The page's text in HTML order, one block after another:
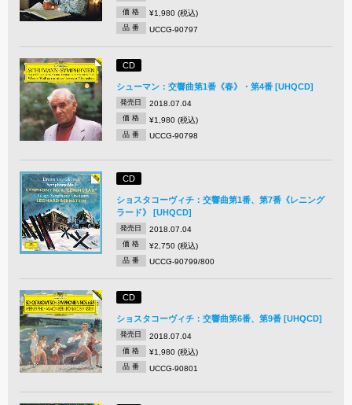
価 格 ¥1,980 (税込)
品 番 UCCG-90797
CD
シューマン：交響曲第1番《春》・第4番 [UHQCD]
発売日 2018.07.04
価 格 ¥1,980 (税込)
品 番 UCCG-90798
CD
ショスタコーヴィチ：交響曲第1番、第7番《レニング
ラード》 [UHQCD]
発売日 2018.07.04
価 格 ¥2,750 (税込)
品 番 UCCG-90799/800
CD
ショスタコーヴィチ：交響曲第6番、第9番 [UHQCD]
発売日 2018.07.04
価 格 ¥1,980 (税込)
品 番 UCCG-90801